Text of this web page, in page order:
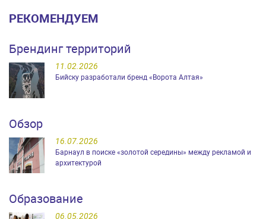
РЕКОМЕНДУЕМ
Брендинг территорий
11.02.2026
Бийску разработали бренд «Ворота Алтая»
Обзор
16.07.2026
Барнаул в поиске «золотой середины» между рекламой и
архитектурой
Образование
06.05.2026